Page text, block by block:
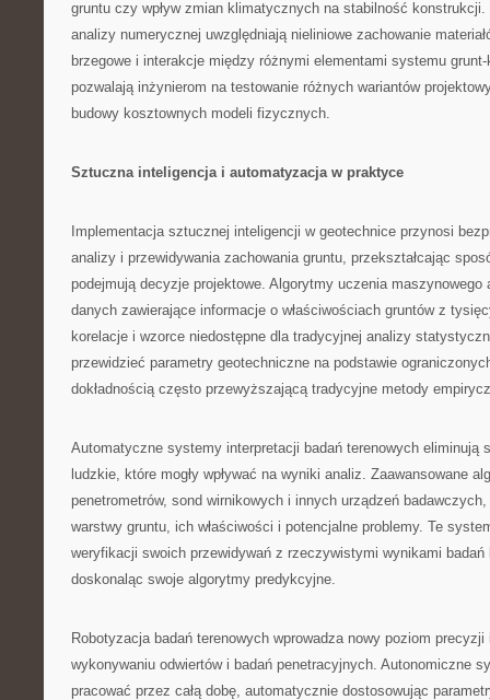
gruntu czy wpływ zmian klimatycznych na stabilność konstrukcji.
analizy numerycznej uwzględniają nieliniowe zachowanie
brzegowe i interakcje między różnymi elementami systemu
pozwalają inżynierom na testowanie różnych wariantów
budowy kosztownych modeli fizycznych.
Sztuczna inteligencja i automatyzacja w praktyce
Implementacja sztucznej inteligencji w geotechnice przynosi
analizy i przewidywania zachowania gruntu, przekształcając
podejmują decyzje projektowe. Algorytmy uczenia maszynowego
danych zawierające informacje o właściwościach gruntów z
korelacje i wzorce niedostępne dla tradycyjnej analizy
przewidzieć parametry geotechniczne na podstawie
dokładnością często przewyższającą tradycyjne metody
Automatyczne systemy interpretacji badań terenowych eliminują
ludzkie, które mogły wpływać na wyniki analiz. Zaawansowane
penetrometrów, sond wirnikowych i innych urządzeń
warstwy gruntu, ich właściwości i potencjalne problemy. Te
weryfikacji swoich przewidywań z rzeczywistymi wynikami badań
doskonaląc swoje algorytmy predykcyjne.
Robotyzacja badań terenowych wprowadza nowy poziom
wykonywaniu odwiertów i badań penetracyjnych. Autonomiczne
pracować przez całą dobę, automatycznie dostosowując